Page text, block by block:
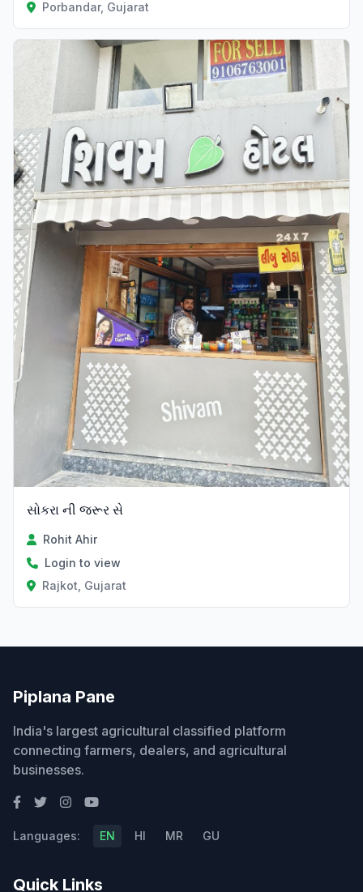
Porbandar, Gujarat
સોકરા ની જરૂર સે
Rohit Ahir
Login to view
Rajkot, Gujarat
Piplana Pane
India's largest agricultural classified platform
connecting farmers, dealers, and agricultural
businesses.
Languages: EN HI MR GU
Quick Links